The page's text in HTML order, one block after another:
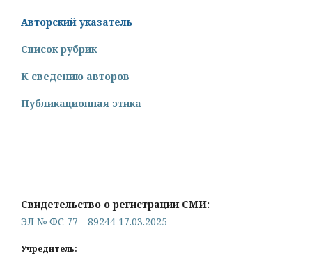
Авторский указатель
Список рубрик
К сведению авторов
Публикационная этика
Свидетельство о регистрации СМИ:
ЭЛ № ФС 77 - 89244 17.03.2025
Учредитель: